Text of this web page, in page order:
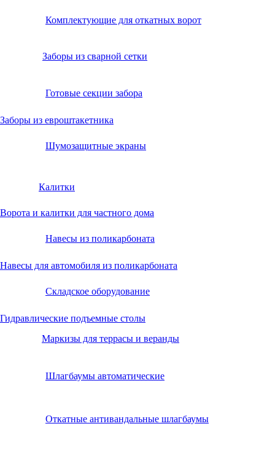
Комплектующие для откатных ворот
Заборы из сварной сетки
Готовые секции забора
Заборы из евроштакетника
Шумозащитные экраны
Калитки
Ворота и калитки для частного дома
Навесы из поликарбоната
Навесы для автомобиля из поликарбоната
Складское оборудование
Гидравлические подъемные столы
Маркизы для террасы и веранды
Шлагбаумы автоматические
Откатные антивандальные шлагбаумы